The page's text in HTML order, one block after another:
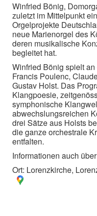
Winfried Bönig,
zuletzt im Mittelpunkt
Orgelprojekte
neue Marienorgel des
deren musikalische
begleitet hat.
Winfried Bönig spielt
Francis Poulenc,
Gustav Holst. Das
Klangpoesie,
symphonische
abwechslungsreichen
drei Sätze aus Holsts
die ganze orchestrale
entfalten.
Informationen auch
Ort: Lorenzkirche,